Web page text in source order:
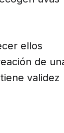
ellos
de
validez